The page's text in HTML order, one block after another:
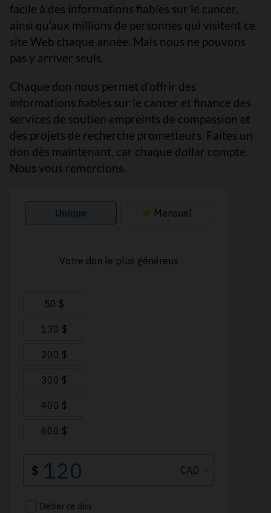
facile à des informations fiables sur le cancer,
ainsi qu’aux millions de personnes qui visitent ce
site Web chaque année. Mais nous ne pouvons
pas y arriver seuls.
Chaque don nous permet d’offrir des
informations fiables sur le cancer et finance des
services de soutien empreints de compassion et
des projets de recherche prometteurs. Faites un
don dès maintenant, car chaque dollar compte.
Nous vous remercions.